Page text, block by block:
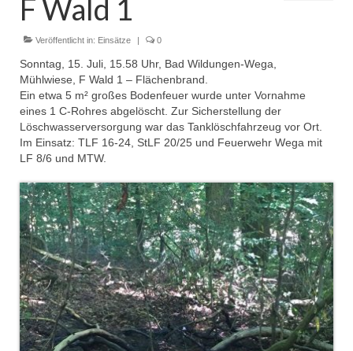
Dienstplan
Einsätze
Einsatzstichworte
Jugendfeuerwehr
Infos
Gründung Jugendfeuerwehr 1996
25-jähriges Jubiläum Jugendfeuerwehr 2021
Kreiszeltlager 2023
Kinderfeuerwehr
Infos
F Wald 1
Veröffentlicht in: Einsätze | 0
Sonntag, 15. Juli, 15.58 Uhr, Bad Wildungen-Wega,
Mühlwiese, F Wald 1 – Flächenbrand.
Ein etwa 5 m² großes Bodenfeuer wurde unter Vornahme
eines 1 C-Rohres abgelöscht. Zur Sicherstellung der
Löschwasserversorgung war das Tanklöschfahrzeug vor Ort.
Im Einsatz: TLF 16-24, StLF 20/25 und Feuerwehr Wega mit
LF 8/6 und MTW.